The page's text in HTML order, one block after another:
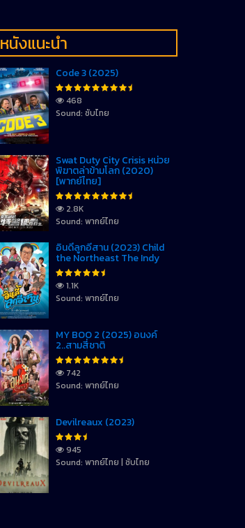
หนังแนะนำ
Code 3 (2025)
468
Sound: ซับไทย
Swat Duty City Crisis หน่วย
พิฆาตล่าข้ามโลก (2020)
[พากย์ไทย]
2.8K
Sound: พากย์ไทย
อินดี้ลูกอีสาน (2023) Child
the Northeast The Indy
1.1K
Sound: พากย์ไทย
MY BOO 2 (2025) อนงค์
2..สามสี่ชาติ
742
Sound: พากย์ไทย
Devilreaux (2023)
945
Sound: พากย์ไทย | ซับไทย